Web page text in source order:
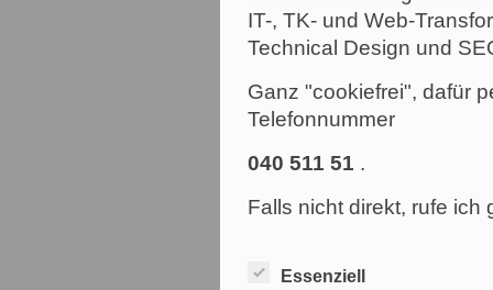
IT-, TK- und Web-
Technical Design und
Ganz "cookiefrei", dafür
Telefonnummer
040 511 51 .
Falls nicht direkt, rufe ich
Essenziell